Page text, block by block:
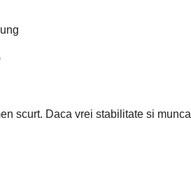
scurt. Daca vrei stabilitate si munca